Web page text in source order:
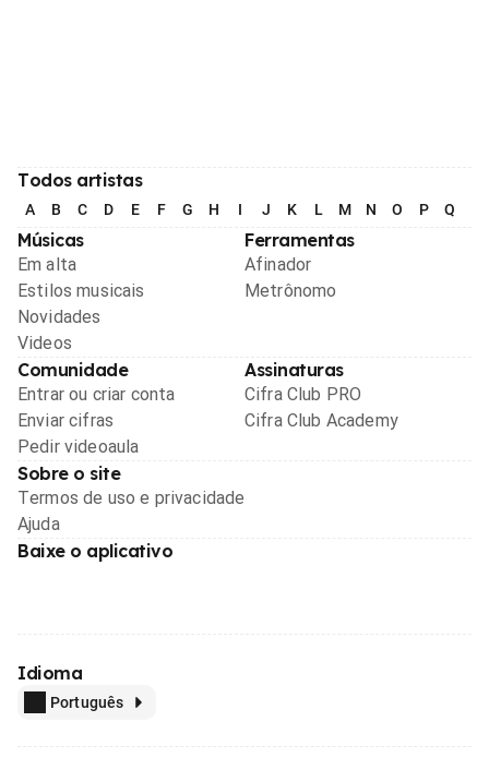
Todos artistas
A B C D E F G H I J K L M N O P Q
Músicas
Em alta
Estilos musicais
Novidades
Videos
Ferramentas
Afinador
Metrônomo
Comunidade
Entrar ou criar conta
Enviar cifras
Pedir videoaula
Assinaturas
Cifra Club PRO
Cifra Club Academy
Sobre o site
Termos de uso e privacidade
Ajuda
Baixe o aplicativo
Idioma
Português